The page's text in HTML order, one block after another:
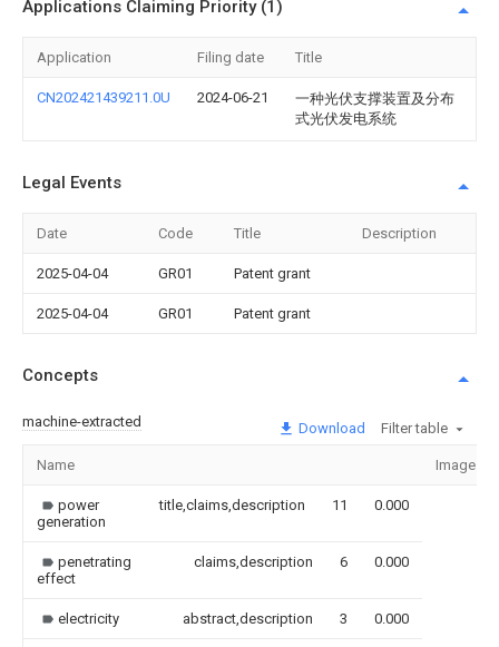
Applications Claiming Priority (1)
Application Filing date Title
CN202421439211.0U 2024-06-21
一种光伏支撑装置及分布
式光伏发电系统
Legal Events
Date Code Title Description
2025-04-04 GR01 Patent grant
2025-04-04 GR01 Patent grant
Concepts
machine-extracted Download Filter table
Name Image
power
generation
title,claims,description 11 0.000
penetrating
effect
claims,description 6 0.000
electricity abstract,description 3 0.000